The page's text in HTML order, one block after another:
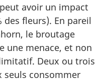
avoir un impact
des fleurs). En pareil
le broutage
une menace, et non
Deux ou trois
seuls consommer